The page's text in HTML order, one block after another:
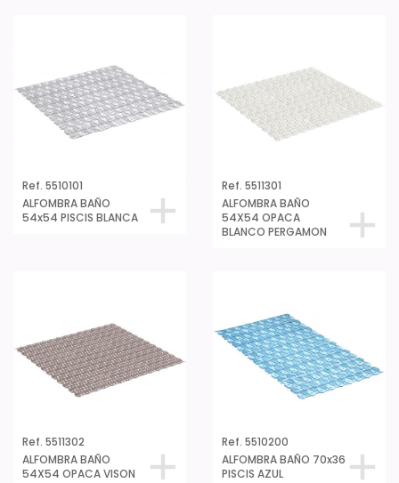
Ref. 5510101
ALFOMBRA BAÑO
54x54 PISCIS BLANCA
Ref. 5511301
ALFOMBRA BAÑO
54X54 OPACA
BLANCO PERGAMON
Ref. 5511302
ALFOMBRA BAÑO
54X54 OPACA VISON
Ref. 5510200
ALFOMBRA BAÑO 70x36
PISCIS AZUL